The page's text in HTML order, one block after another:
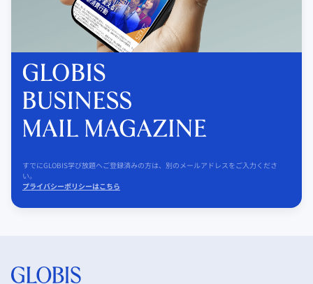
すでにGLOBIS学び放題へご登録済みの方は、別のメールアドレスをご入力くださ
い。
プライバシーポリシーはこちら